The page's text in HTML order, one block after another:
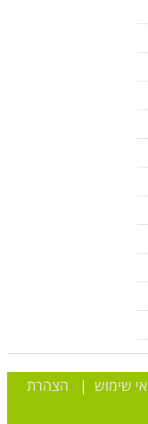
שימוש | הצהרת